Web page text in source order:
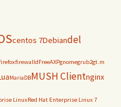
centos 7Debiandel
firewalldFreeAXPgnomegrub2gt.m
MariaDBMUSH Clientnginx
LinuxRed Hat Enterprise Linux 7